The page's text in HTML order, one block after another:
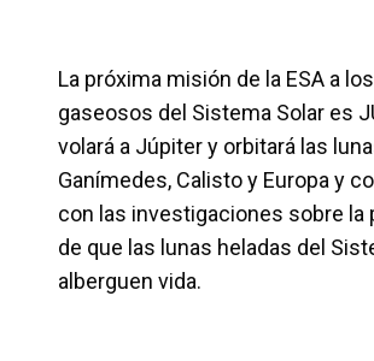
La próxima misión de la ESA a
gaseosos del Sistema Solar es
volará a Júpiter y orbitará las
Ganímedes, Calisto y Europa y
con las investigaciones sobre la
de que las lunas heladas del
alberguen vida.